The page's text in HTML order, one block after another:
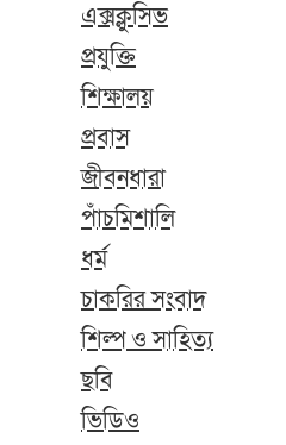
এক্সক্লুসিভ
প্রযুক্তি
শিক্ষালয়
প্রবাস
জীবনধারা
পাঁচমিশালি
ধর্ম
চাকরির সংবাদ
শিল্প ও সাহিত্য
ছবি
ভিডিও